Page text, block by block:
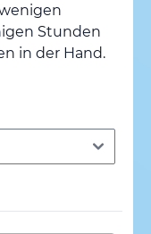
Stunden
in der Hand.